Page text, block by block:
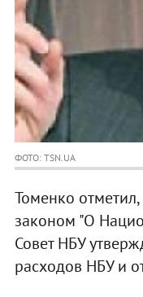
ФОТО: TSN.UA
Томенко отметил,
законом "О
Совет НБУ
расходов НБУ и